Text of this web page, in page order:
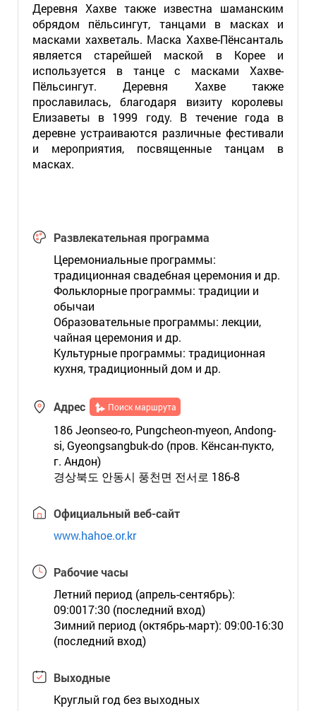
Деревня Хахве также известна шаманским
обрядом пёльсингут, танцами в масках и
масками хахветаль. Маска Хахве-Пёнсанталь
является старейшей маской в Корее и
используется в танце с масками Хахве-
Пёльсингут. Деревня Хахве также
прославилась, благодаря визиту королевы
Елизаветы в 1999 году. В течение года в
деревне устраиваются различные фестивали
и мероприятия, посвященные танцам в
масках.
Развлекательная программа
Церемониальные программы:
традиционная свадебная церемония и др.
Фольклорные программы: традиции и
обычаи
Образовательные программы: лекции,
чайная церемония и др.
Культурные программы: традиционная
кухня, традиционный дом и др.
Адрес Поиск маршрута
186 Jeonseo-ro, Pungcheon-myeon, Andong-
si, Gyeongsangbuk-do (пров. Кёнсан-пукто,
г. Андон)
경상북도 안동시 풍천면 전서로 186-8
Официальный веб-сайт
www.hahoe.or.kr
Рабочие часы
Летний период (апрель-сентябрь):
09:0017:30 (последний вход)
Зимний период (октябрь-март): 09:00-16:30
(последний вход)
Выходные
Круглый год без выходных